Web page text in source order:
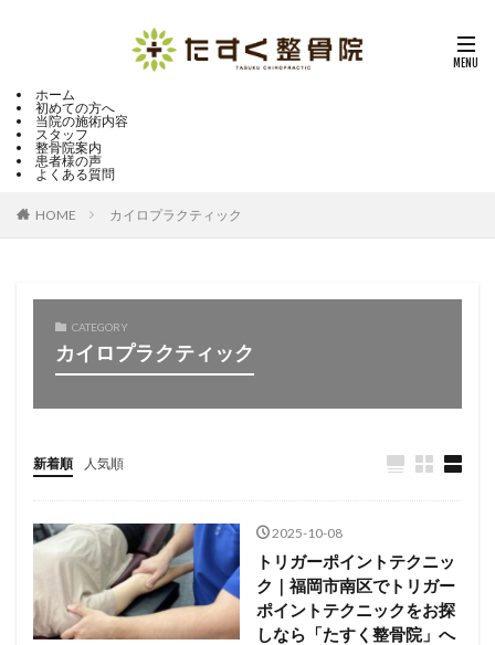
ホーム
初めての方へ
当院の施術内容
スタッフ
整骨院案内
患者様の声
よくある質問
HOME カイロプラクティック
CATEGORY
カイロプラクティック
新着順 人気順
2025-10-08
トリガーポイントテクニッ
ク｜福岡市南区でトリガー
ポイントテクニックをお探
しなら「たすく整骨院」へ